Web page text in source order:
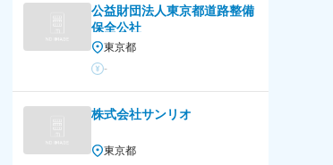
公益財団法人東京都道路整備
保全公社
東京都
-
株式会社サンリオ
東京都